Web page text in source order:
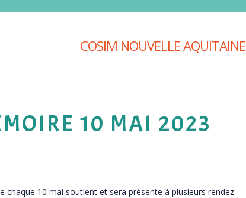
COSIM NOUVELLE AQUITAINE
10 MAI 2023
chaque 10 mai soutient et sera présente à plusieurs rendez